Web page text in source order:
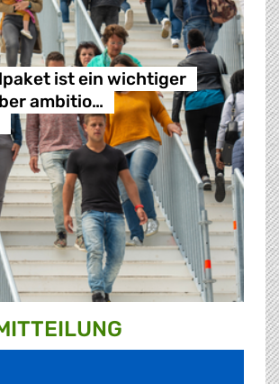
ist ein wichtiger
ambitio…